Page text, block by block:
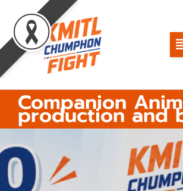
content
Companion
production and